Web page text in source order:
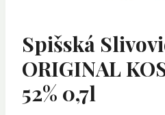
Spišská
ORIGINAL
52% 0,7l